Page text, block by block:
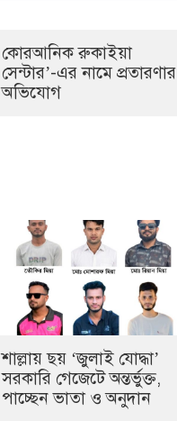
কোরআনিক রুকাইয়া
সেন্টার’-এর নামে প্রতারণার
অভিযোগ
শাল্লায় ছয় ‘জুলাই যোদ্ধা’
সরকারি গেজেটে অন্তর্ভুক্ত,
পাচ্ছেন ভাতা ও অনুদান